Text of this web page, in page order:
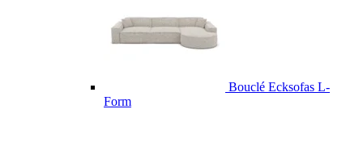
Bouclé Ecksofas L-
Form